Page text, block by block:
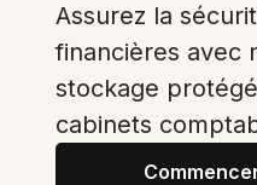
Assurez la
financières avec
stockage
cabinets